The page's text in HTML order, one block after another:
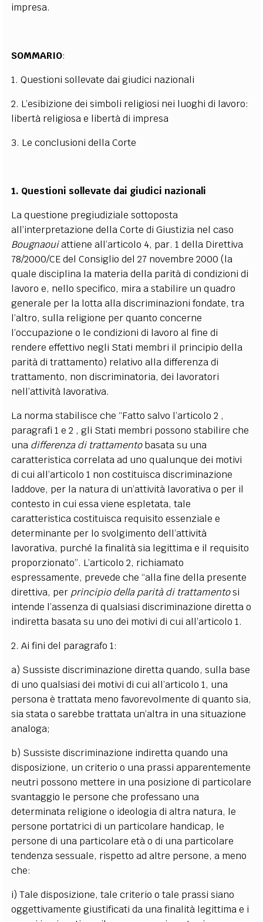
impresa.
SOMMARIO:
1. Questioni sollevate dai giudici nazionali
2. L’esibizione dei simboli religiosi nei luoghi di lavoro:
libertà religiosa e libertà di impresa
3. Le conclusioni della Corte
1. Questioni sollevate dai giudici nazionali
La questione pregiudiziale sottoposta
all’interpretazione della Corte di Giustizia nel caso
Bougnaouiattiene all’articolo 4, par. 1 della Direttiva
78/2000/CE del Consiglio del 27 novembre 2000 (la
quale disciplina la materia della parità di condizioni di
lavoro e, nello specifico, mira a stabilire un quadro
generale per la lotta alla discriminazioni fondate, tra
l’altro, sulla religione per quanto concerne
l’occupazione o le condizioni di lavoro al fine di
rendere effettivo negli Stati membri il principio della
parità di trattamento) relativo alla differenza di
trattamento, non discriminatoria, dei lavoratori
nell’attività lavorativa.
La norma stabilisce che “Fatto salvo l’articolo 2 ,
paragrafi 1 e 2 , gli Stati membri possono stabilire che
una differenza di trattamentobasata su una
caratteristica correlata ad uno qualunque dei motivi
di cui all’articolo 1 non costituisca discriminazione
laddove, per la natura di un’attività lavorativa o per il
contesto in cui essa viene espletata, tale
caratteristica costituisca requisito essenziale e
determinante per lo svolgimento dell’attività
lavorativa, purché la finalità sia legittima e il requisito
proporzionato”. L’articolo 2, richiamato
espressamente, prevede che “alla fine della presente
direttiva, per principio della parità di trattamentosi
intende l’assenza di qualsiasi discriminazione diretta o
indiretta basata su uno dei motivi di cui all’articolo 1.
2. Ai fini del paragrafo 1:
a) Sussiste discriminazione diretta quando, sulla base
di uno qualsiasi dei motivi di cui all’articolo 1, una
persona è trattata meno favorevolmente di quanto sia,
sia stata o sarebbe trattata un’altra in una situazione
analoga;
b) Sussiste discriminazione indiretta quando una
disposizione, un criterio o una prassi apparentemente
neutri possono mettere in una posizione di particolare
svantaggio le persone che professano una
determinata religione o ideologia di altra natura, le
persone portatrici di un particolare handicap, le
persone di una particolare età o di una particolare
tendenza sessuale, rispetto ad altre persone, a meno
che:
i) Tale disposizione, tale criterio o tale prassi siano
oggettivamente giustificati da una finalità legittima e i